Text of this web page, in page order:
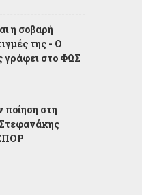
η σοβαρή
της - Ο
γράφει στο ΦΩΣ
στη